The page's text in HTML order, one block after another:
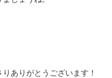
ありがとうございます！